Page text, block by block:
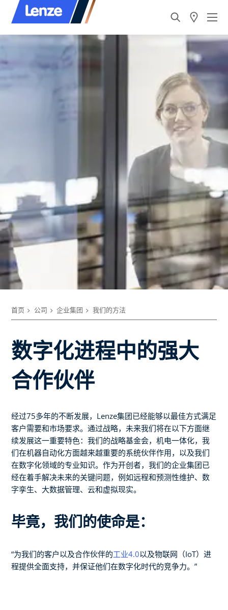
首页 公司 企业集团 我们的方法
数字化进程中的强大
合作伙伴
经过75多年的不断发展，Lenze集团已经能够以最佳方式满足
客户需要和市场要求。通过战略，未来我们将在以下方面继
续发展这一重要特色：我们的战略基金会，机电一体化，我
们在机器自动化方面越来越重要的系统伙伴作用，以及我们
在数字化领域的专业知识。作为开创者，我们的企业集团已
经在着手解决未来的关键问题，例如远程和预测性维护、数
字孪生、大数据管理、云和虚拟现实。
毕竟，我们的使命是：
“为我们的客户以及合作伙伴的工业4.0以及物联网（IoT）进
程提供全面支持，并保证他们在数字化时代的竞争力。”